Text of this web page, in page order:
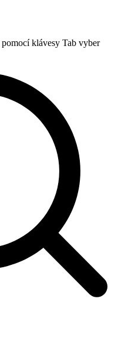
klávesy Tab vyber